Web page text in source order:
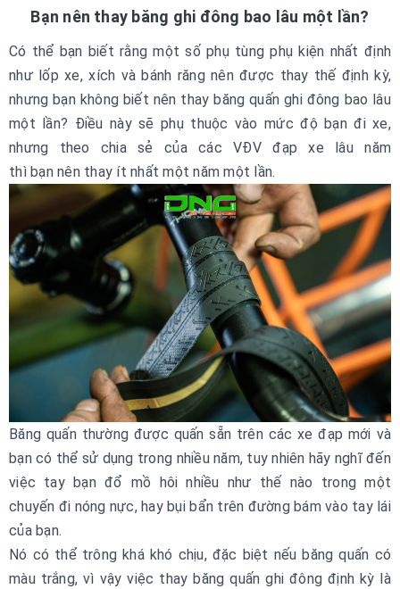
Bạn nên thay băng ghi đông bao lâu một lần?
Có thể bạn biết rằng một số phụ tùng phụ kiện nhất định
như lốp xe, xích và bánh răng nên được thay thế định kỳ,
nhưng bạn không biết nên thay băng quấn ghi đông bao lâu
một lần? Điều này sẽ phụ thuộc vào mức độ bạn đi xe,
nhưng theo chia sẻ của các VĐV đạp xe lâu năm
thì bạn nên thay ít nhất một năm một lần.
Băng quấn thường được quấn sẵn trên các xe đạp mới và
bạn có thể sử dụng trong nhiều năm, tuy nhiên hãy nghĩ đến
việc tay bạn đổ mồ hôi nhiều như thế nào trong một
chuyến đi nóng nực, hay bụi bẩn trên đường bám vào tay lái
của bạn.
Nó có thể trông khá khó chịu, đặc biệt nếu băng quấn có
màu trắng, vì vậy việc thay băng quấn ghi đông định kỳ là